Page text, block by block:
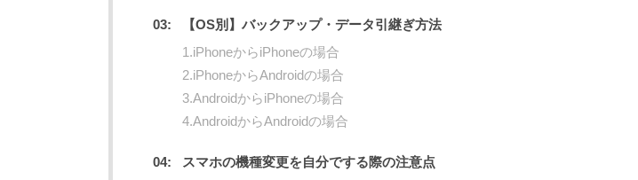
【OS別】バックアップ・データ引継ぎ方法
1.iPhoneからiPhoneの場合
2.iPhoneからAndroidの場合
3.AndroidからiPhoneの場合
4.AndroidからAndroidの場合
スマホの機種変更を自分でする際の注意点